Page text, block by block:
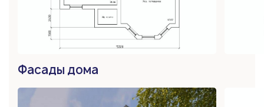
Фасады дома